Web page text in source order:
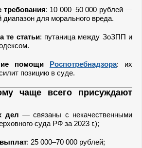
: 10 000–50 000 рублей —
диапазон для морального вреда.
те статьи: путаница между ЗоЗПП и
помощи Роспотребнадзора: их
позицию в суде.
чаще всего присуждают
дел — связаны с некачественными
суда РФ за 2023 г.);
: 25 000–70 000 рублей;